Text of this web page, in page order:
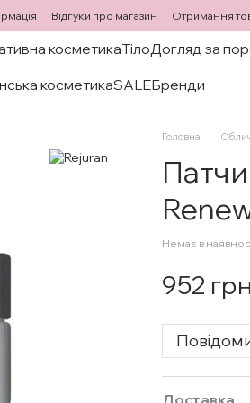
Відгуки про магазин Отримання
косметикаТілоДогляд за
косметикаSALEБренди
Головна
Немає в
952 грн
Доставка